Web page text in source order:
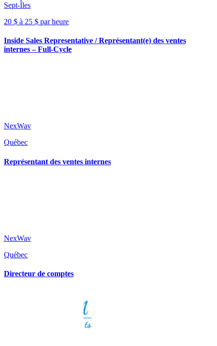
Sept-Îles
20 $ à 25 $ par heure
Inside Sales Representative / Représentant(e) des ventes
internes – Full-Cycle
NexWav
Québec
Représentant des ventes internes
NexWav
Québec
Directeur de comptes